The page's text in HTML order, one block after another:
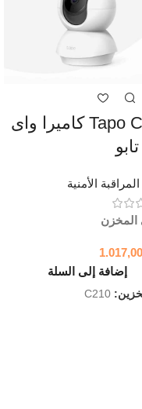
Tapo C210 كاميرا واى
الأمنية
المخزن
1.017,00
إضافة إلى السلة
C210